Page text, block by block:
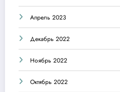
Апрель 2023
Декабрь 2022
Ноябрь 2022
Октябрь 2022